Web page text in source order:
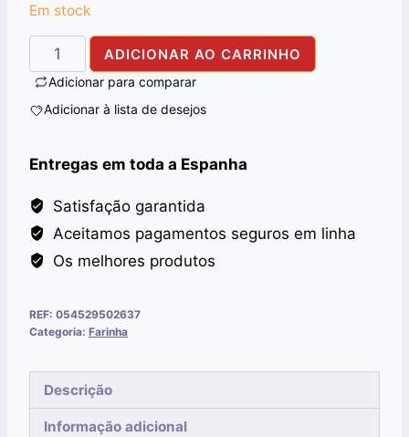
Em stock
Quantidade
de
FLOUR
285G
ADICIONAR AO CARRINHO
Adicionar para comparar
Adicionar à lista de desejos
Entregas em toda a Espanha
Satisfação garantida
Aceitamos pagamentos seguros em linha
Os melhores produtos
REF: 054529502637
Categoria: Farinha
Descrição
Informação adicional